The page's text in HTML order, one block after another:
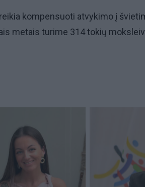
kompensuoti atvykimo į
metais turime 314 tokių